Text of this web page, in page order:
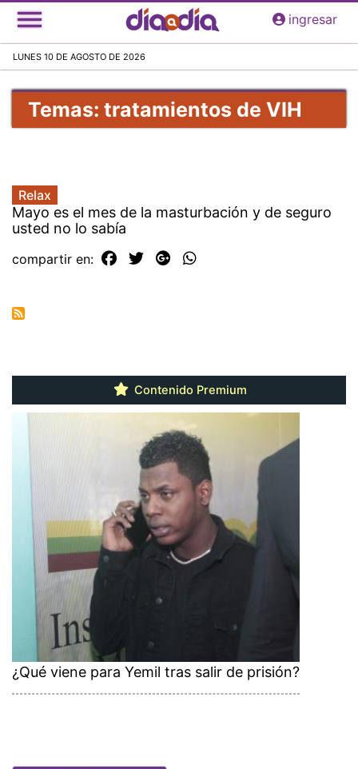
Pasar
al
principal
ingresar
LUNES 10 DE AGOSTO DE 2026
Temas: tratamientos de VIH
Relax
Mayo es el mes de la masturbación y de seguro
usted no lo sabía
compartir en:
Contenido Premium
¿Qué viene para Yemil tras salir de prisión?